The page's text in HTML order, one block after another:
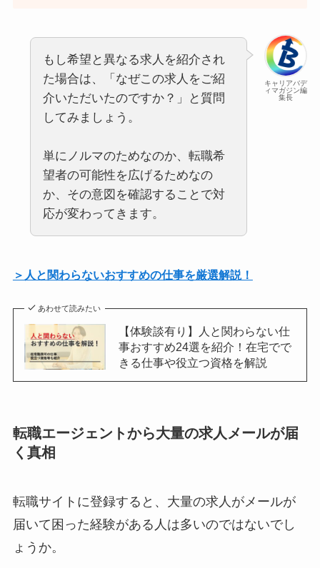
キャリアバデ
ィマガジン編
集長
もし希望と異なる求人を紹介され
た場合は、「なぜこの求人をご紹
介いただいたのですか？」と質問
してみましょう。
単にノルマのためなのか、転職希
望者の可能性を広げるためなの
か、その意図を確認することで対
応が変わってきます。
＞人と関わらないおすすめの仕事を厳選解説！
あわせて読みたい
【体験談有り】人と関わらない仕
事おすすめ24選を紹介！在宅でで
きる仕事や役立つ資格を解説
転職エージェントから大量の求人メールが届
く真相
転職サイトに登録すると、大量の求人がメールが
届いて困った経験がある人は多いのではないでし
ょうか。